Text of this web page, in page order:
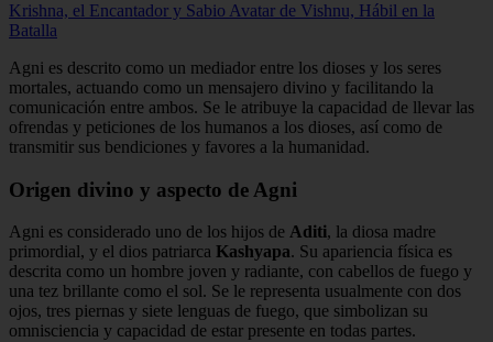
Krishna, el Encantador y Sabio Avatar de Vishnu, Hábil en la
Batalla
Agni es descrito como un mediador entre los dioses y los seres
mortales, actuando como un mensajero divino y facilitando la
comunicación entre ambos. Se le atribuye la capacidad de llevar las
ofrendas y peticiones de los humanos a los dioses, así como de
transmitir sus bendiciones y favores a la humanidad.
Origen divino y aspecto de Agni
Agni es considerado uno de los hijos de Aditi, la diosa madre
primordial, y el dios patriarca Kashyapa. Su apariencia física es
descrita como un hombre joven y radiante, con cabellos de fuego y
una tez brillante como el sol. Se le representa usualmente con dos
ojos, tres piernas y siete lenguas de fuego, que simbolizan su
omnisciencia y capacidad de estar presente en todas partes.